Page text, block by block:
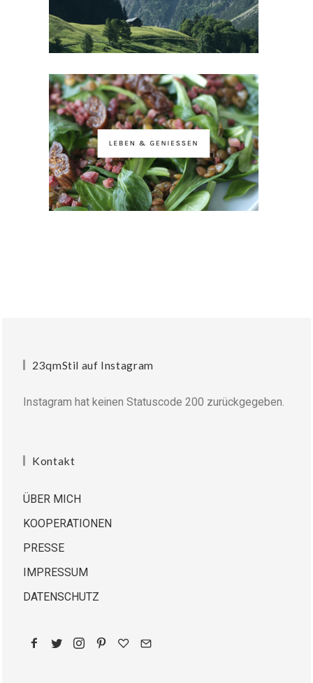
23qmStil auf Instagram
Instagram hat keinen Statuscode 200 zurückgegeben.
Kontakt
ÜBER MICH
KOOPERATIONEN
PRESSE
IMPRESSUM
DATENSCHUTZ